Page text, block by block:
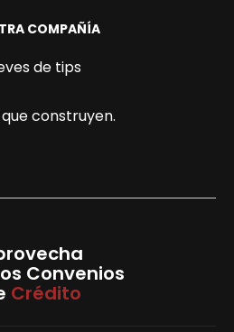
COMPAÑÍA
de tips
construyen.
Convenios
Crédito